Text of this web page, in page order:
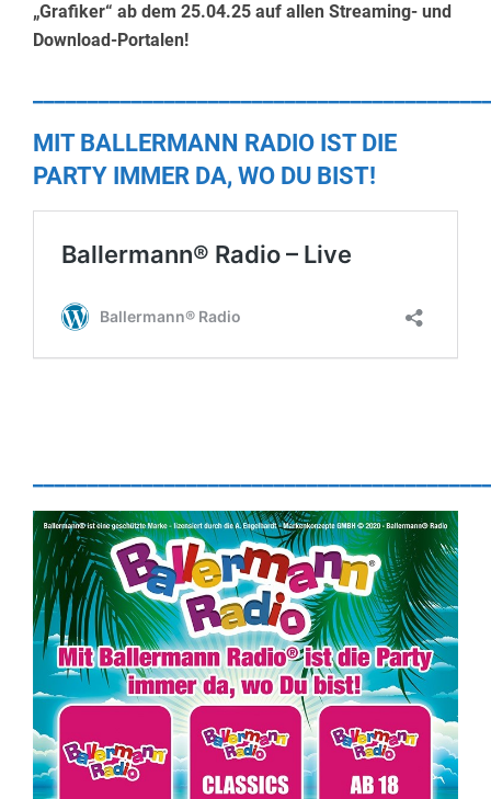
„Grafiker“ ab dem 25.04.25 auf allen Streaming- und
Download-Portalen!
MIT BALLERMANN RADIO IST DIE
PARTY IMMER DA, WO DU BIST!